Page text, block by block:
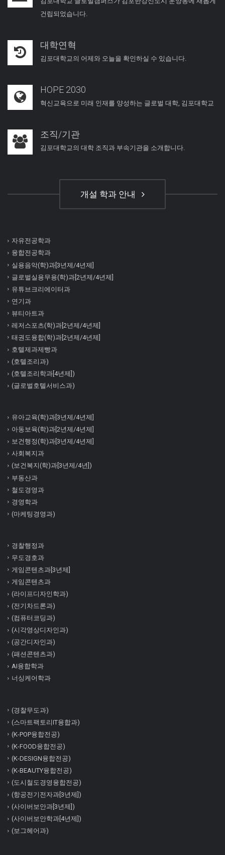
건립되었습니다.
대학연혁
김포대학교의 어제와 오늘을 확인하실 수 있습니다.
HOPE 2030
혁신교육으로 미래 인재를 양성하는 글로벌 대학, 김포대학교
조직/기관
김포대학교의 대학 조직과 부속기관을 소개합니다.
개설 학과 안내
자유전공학과
융합전공학과
실용음악(학)과[3년제/4년제]
글로벌실용무용(학)과[2년제/4년제]
유튜브크리에이터과
연기과
뷰티아트과
레저스포츠(학)과[2년제/4년제]
태권도융합(학)과[2년제/4년제]
호텔제과제빵과
(호텔조리과)
(호텔조리학과[4년제])
(글로벌호텔서비스과)
유아교육(학)과[3년제/4년제]
아동보육(학)과[2년제/4년제]
보건행정(학)과[3년제/4년제]
사회복지과
(보건복지(학)과[3년제/4년])
부동산과
철도경영과
경영학과
(마케팅경영과)
경찰행정과
무도경호과
게임콘텐츠과[3년제]
게임콘텐츠과
(라이프디자인학과)
(전기차드론과)
(컴퓨터코딩과)
(시각영상디자인과)
(공간디자인과)
(패션콘텐츠과)
AI융합학과
너싱케어학과
(경찰무도과)
(스마트팩토리IT융합과)
(K-POP융합전공)
(K-FOOD융합전공)
(K-DESIGN융합전공)
(K-BEAUTY융합전공)
(도시철도경영융합전공)
(항공전기전자과[3년제])
(사이버보안과[3년제])
(사이버보안학과[4년제])
(보그헤어과)